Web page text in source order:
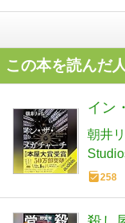
この本を読んだ
イン
朝井
258